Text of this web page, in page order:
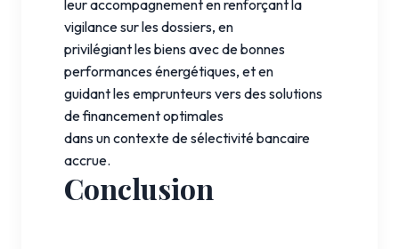
leur accompagnement en renforçant la
vigilance sur les dossiers, en
privilégiant les biens avec de bonnes
performances énergétiques, et en
guidant les emprunteurs vers des solutions
de financement optimales
dans un contexte de sélectivité bancaire
accrue.
Conclusion